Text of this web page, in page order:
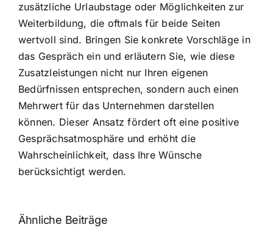
zusätzliche Urlaubstage oder Möglichkeiten zur
Weiterbildung, die oftmals für beide Seiten
wertvoll sind. Bringen Sie konkrete Vorschläge in
das Gespräch ein und erläutern Sie, wie diese
Zusatzleistungen nicht nur Ihren eigenen
Bedürfnissen entsprechen, sondern auch einen
Mehrwert für das Unternehmen darstellen
können. Dieser Ansatz fördert oft eine positive
Gesprächsatmosphäre und erhöht die
Wahrscheinlichkeit, dass Ihre Wünsche
berücksichtigt werden.
Ähnliche Beiträge